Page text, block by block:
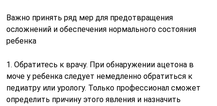
Важно принять ряд мер для предотвращения
осложнений и обеспечения нормального состояния
ребенка
1. Обратитесь к врачу. При обнаружении ацетона в
моче у ребенка следует немедленно обратиться к
педиатру или урологу. Только профессионал сможет
определить причину этого явления и назначить